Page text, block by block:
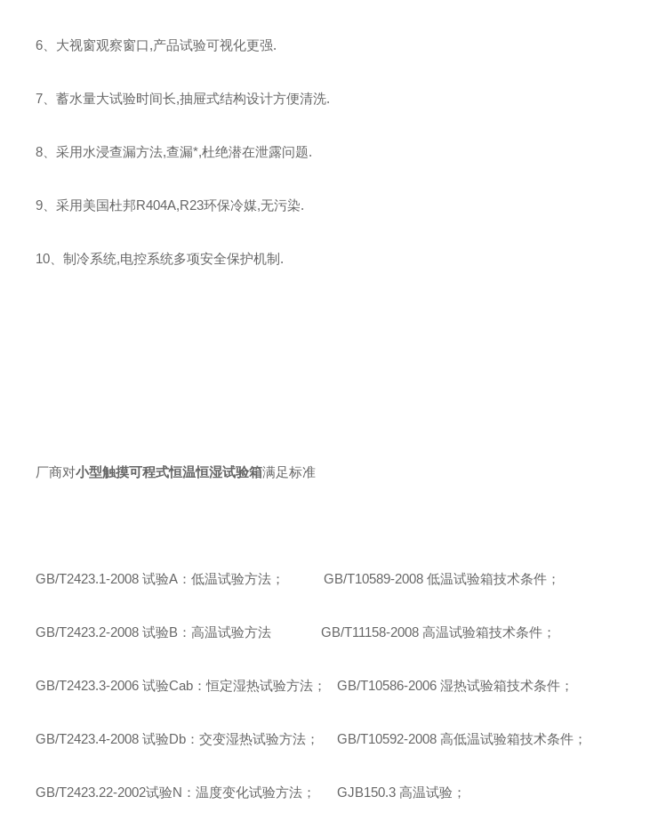
6、大视窗观察窗口,产品试验可视化更强.
7、蓄水量大试验时间长,抽屉式结构设计方便清洗.
8、采用水浸查漏方法,查漏*,杜绝潜在泄露问题.
9、采用美国杜邦R404A,R23环保冷媒,无污染.
10、制冷系统,电控系统多项安全保护机制.
厂商对小型触摸可程式恒温恒湿试验箱满足标准
GB/T2423.1-2008 试验A：低温试验方法； GB/T10589-2008 低温试验箱技术条件；
GB/T2423.2-2008 试验B：高温试验方法 GB/T11158-2008 高温试验箱技术条件；
GB/T2423.3-2006 试验Cab：恒定湿热试验方法； GB/T10586-2006 湿热试验箱技术条件；
GB/T2423.4-2008 试验Db：交变湿热试验方法； GB/T10592-2008 高低温试验箱技术条件；
GB/T2423.22-2002试验N：温度变化试验方法； GJB150.3 高温试验；